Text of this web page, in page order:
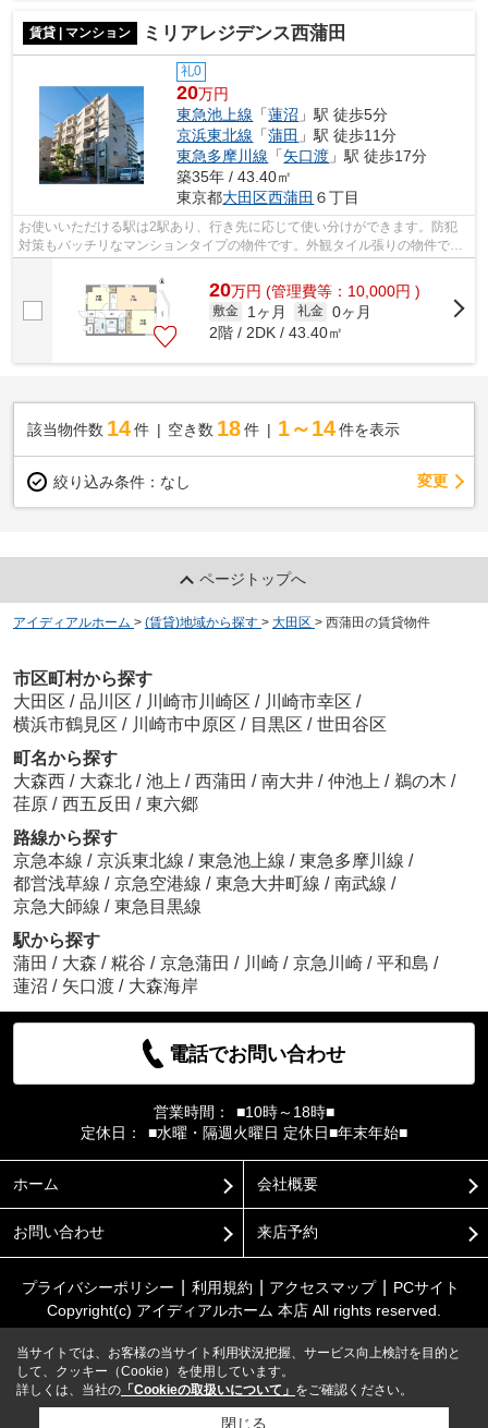
賃貸 | マンション ミリアレジデンス西蒲田
礼0
20万円
東急池上線 「蓮沼 」駅 徒歩5分
京浜東北線 「蒲田 」駅 徒歩11分
東急多摩川線 「矢口渡 」駅 徒歩17分
築35年 / 43.40㎡
東京都大田区西蒲田 ６丁目
お使いいただける駅は2駅あり、行き先に応じて使い分けができます。防犯
対策もバッチリなマンションタイプの物件です。外観タイル張りの物件で
20万円 (管理費等：10,000円 )
敷金 1ヶ月 礼金 0ヶ月
2階 / 2DK / 43.40㎡
該当物件数 14件 空き数 18 件 1～14 件を表示
絞り込み条件： なし 変更
ページトップへ
アイディアルホーム > (賃貸)地域から探す > 大田区 > 西蒲田の賃貸物件
市区町村から探す
大田区 / 品川区 / 川崎市川崎区 / 川崎市幸区 /
横浜市鶴見区 / 川崎市中原区 / 目黒区 / 世田谷区
町名から探す
大森西 / 大森北 / 池上 / 西蒲田 / 南大井 / 仲池上 / 鵜の木 /
荏原 / 西五反田 / 東六郷
路線から探す
京急本線 / 京浜東北線 / 東急池上線 / 東急多摩川線 /
都営浅草線 / 京急空港線 / 東急大井町線 / 南武線 /
京急大師線 / 東急目黒線
駅から探す
蒲田 / 大森 / 糀谷 / 京急蒲田 / 川崎 / 京急川崎 / 平和島 /
蓮沼 / 矢口渡 / 大森海岸
電話でお問い合わせ
営業時間：
■10時～18時■
定休日：
■水曜・隔週火曜日 定休日■年末年始■
ホーム 会社概要
お問い合わせ 来店予約
プライバシーポリシー 利用規約 アクセスマップ
PCサイト
Copyright(c) アイディアルホーム 本店 All rights reserved.
当サイトでは、お客様の当サイト利用状況把握、サービス向上検討を目的と
して、クッキー（Cookie）を使用しています。
詳しくは、当社の 「Cookieの取扱いについて」 をご確認ください。
閉じる